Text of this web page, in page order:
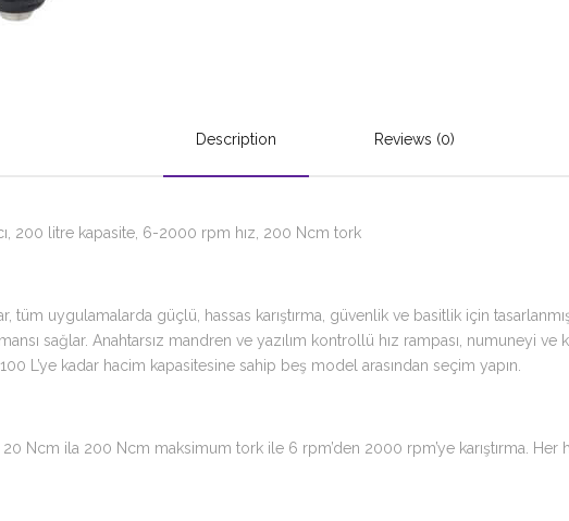
Description Reviews (0)
200 litre kapasite, 6-2000 rpm hız, 200 Ncm tork
tüm uygulamalarda güçlü, hassas karıştırma, güvenlik ve basitlik için
sağlar. Anahtarsız mandren ve yazılım kontrollü hız rampası, numuneyi
L’ye kadar hacim kapasitesine sahip beş model arasından seçim yapın.
Ncm ila 200 Ncm maksimum tork ile 6 rpm’den 2000 rpm’ye karıştırma. Her